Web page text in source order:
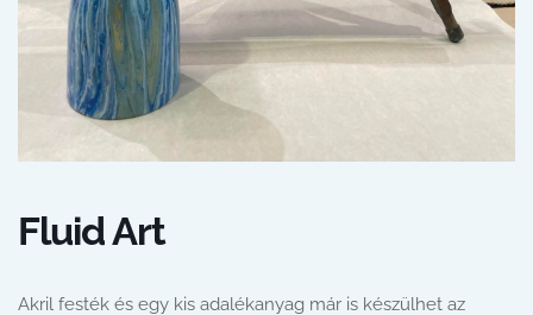
Fluid Art
Akril festék és egy kis adalékanyag már is készülhet az